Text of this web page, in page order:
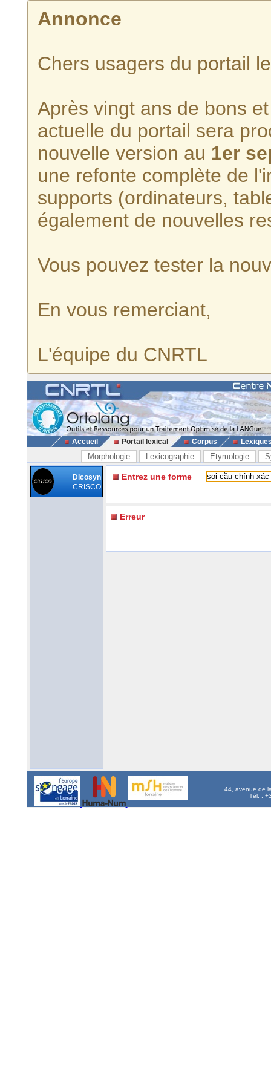
Annonce
Chers usagers du portail
Après vingt ans de bons
actuelle du portail sera
nouvelle version au 1er
une refonte complète de
supports (ordinateurs,
également de nouvelles
Vous pouvez tester la
En vous remerciant,
L'équipe du CNRTL
Accueil Portail lexical Corpus
Morphologie Lexicographie Etymologie
Dicosyn
CRISCO
Entrez une forme
Erreur
44, avenue de
Tél. :